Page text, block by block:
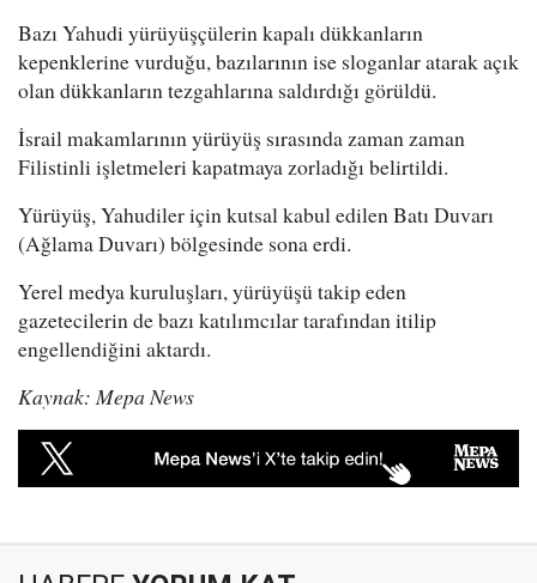
Bazı Yahudi yürüyüşçülerin kapalı dükkanların
kepenklerine vurduğu, bazılarının ise sloganlar atarak açık
olan dükkanların tezgahlarına saldırdığı görüldü.
İsrail makamlarının yürüyüş sırasında zaman zaman
Filistinli işletmeleri kapatmaya zorladığı belirtildi.
Yürüyüş, Yahudiler için kutsal kabul edilen Batı Duvarı
(Ağlama Duvarı) bölgesinde sona erdi.
Yerel medya kuruluşları, yürüyüşü takip eden
gazetecilerin de bazı katılımcılar tarafından itilip
engellendiğini aktardı.
Kaynak: Mepa News